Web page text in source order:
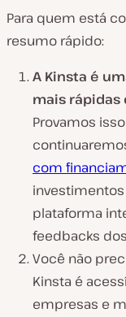
Para quem está
resumo rápido:
A Kinsta é
mais rápidas
Provamos
com
plataforma
feedbacks
Você não
Kinsta é
empresas e